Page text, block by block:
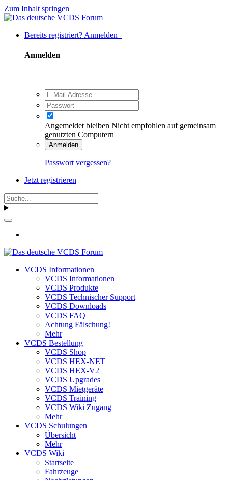
Zum Inhalt springen
Bereits registriert? Anmelden
Anmelden
Angemeldet bleiben Nicht empfohlen auf gemeinsam
genutzten Computern
Anmelden
Passwort vergessen?
Jetzt registrieren
VCDS Informationen
VCDS Informationen
VCDS Produkte
VCDS Technischer Support
VCDS Downloads
VCDS FAQ
Achtung Fälschung!
Mehr
VCDS Bestellung
VCDS Shop
VCDS HEX-NET
VCDS HEX-V2
VCDS Upgrades
VCDS Mietgeräte
VCDS Training
VCDS Wiki Zugang
Mehr
VCDS Schulungen
Übersicht
Mehr
VCDS Wiki
Startseite
Fahrzeuge